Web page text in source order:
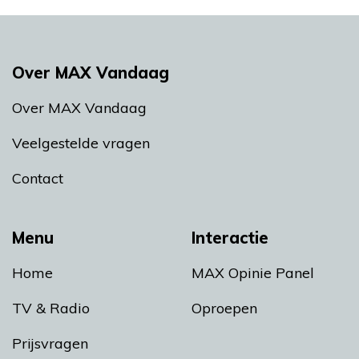
Menu
Home
TV & Radio
Prijsvragen
Interactie
MAX Opinie Panel
Oproepen
Over MAX Vandaag
Over MAX Vandaag
Veelgestelde vragen
Contact